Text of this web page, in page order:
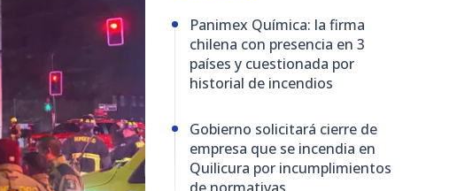
Panimex Química: la firma
chilena con presencia en 3
países y cuestionada por
historial de incendios
Gobierno solicitará cierre de
empresa que se incendia en
Quilicura por incumplimientos